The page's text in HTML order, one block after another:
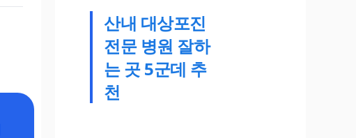
산내 대상포진
전문 병원 잘하
는 곳 5군데 추
천